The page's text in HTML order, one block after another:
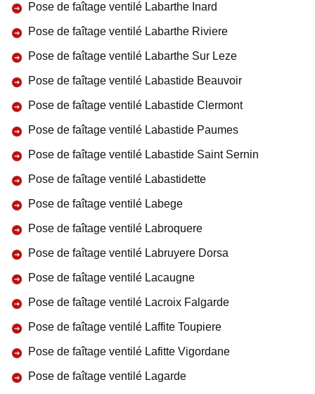
Pose de faîtage ventilé Labarthe Inard
Pose de faîtage ventilé Labarthe Riviere
Pose de faîtage ventilé Labarthe Sur Leze
Pose de faîtage ventilé Labastide Beauvoir
Pose de faîtage ventilé Labastide Clermont
Pose de faîtage ventilé Labastide Paumes
Pose de faîtage ventilé Labastide Saint Sernin
Pose de faîtage ventilé Labastidette
Pose de faîtage ventilé Labege
Pose de faîtage ventilé Labroquere
Pose de faîtage ventilé Labruyere Dorsa
Pose de faîtage ventilé Lacaugne
Pose de faîtage ventilé Lacroix Falgarde
Pose de faîtage ventilé Laffite Toupiere
Pose de faîtage ventilé Lafitte Vigordane
Pose de faîtage ventilé Lagarde